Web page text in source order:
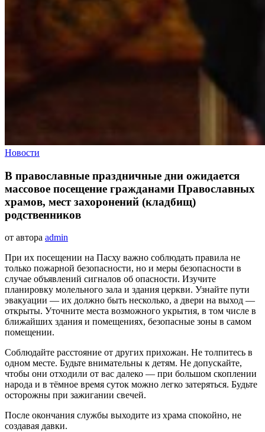
Новости
В православные праздничные дни ожидается
массовое посещение гражданами Православных
храмов, мест захоронений (кладбищ)
родственников
от автора admin
При их посещении на Пасху важно соблюдать правила не
только пожарной безопасности, но и меры безопасности в
случае объявлений сигналов об опасности. Изучите
планировку молельного зала и здания церкви. Узнайте пути
эвакуации — их должно быть несколько, а двери на выход —
открыты. Уточните места возможного укрытия, в том числе в
ближайших здания и помещениях, безопасные зоны в самом
помещении.
Соблюдайте расстояние от других прихожан. Не толпитесь в
одном месте. Будьте внимательны к детям. Не допускайте,
чтобы они отходили от вас далеко — при большом скоплении
народа и в тёмное время суток можно легко затеряться. Будьте
осторожны при зажигании свечей.
После окончания службы выходите из храма спокойно, не
создавая давки.